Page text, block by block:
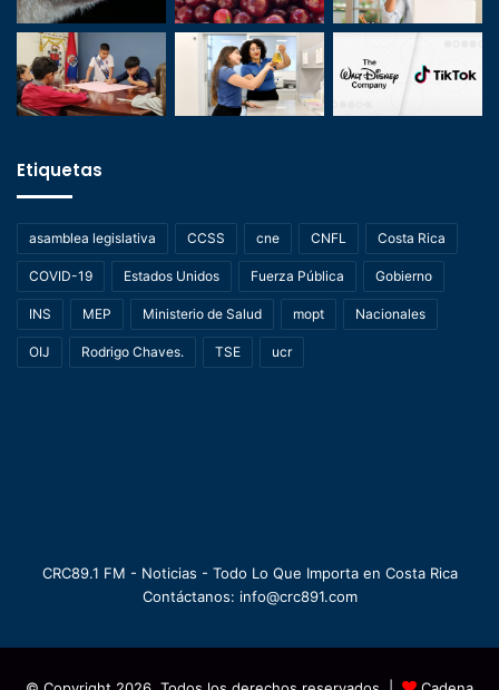
Etiquetas
asamblea legislativa CCSS cne CNFL Costa Rica
COVID-19 Estados Unidos Fuerza Pública Gobierno
INS MEP Ministerio de Salud mopt Nacionales
OIJ Rodrigo Chaves. TSE ucr
CRC89.1 FM - Noticias - Todo Lo Que Importa en Costa Rica
Contáctanos: info@crc891.com